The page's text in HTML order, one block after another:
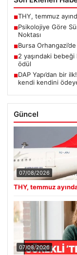
■THY, temmuz
■Psikolojiye Göre
Noktası
■Bursa
■2 yaşındaki
ödül
■DAP Yapı’dan bir
kendi kendini
Güncel
07/08/2026
THY, temmuz
07/08/2026